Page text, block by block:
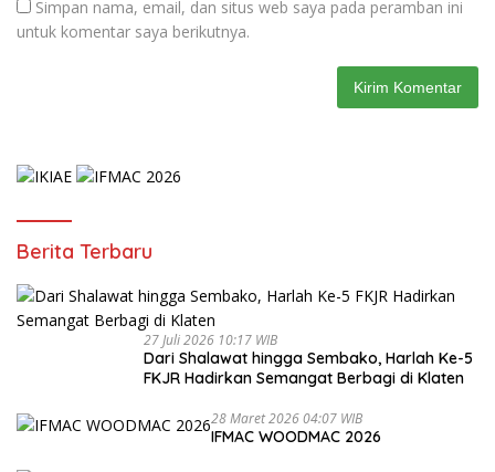
Simpan nama, email, dan situs web saya pada peramban ini
untuk komentar saya berikutnya.
Berita Terbaru
27 Juli 2026 10:17 WIB
Dari Shalawat hingga Sembako, Harlah Ke-5
FKJR Hadirkan Semangat Berbagi di Klaten
28 Maret 2026 04:07 WIB
IFMAC WOODMAC 2026